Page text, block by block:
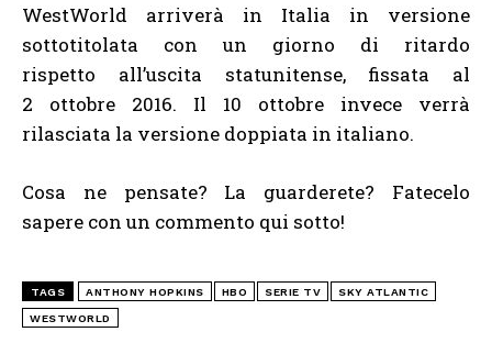
WestWorld arriverà in Italia in versione
sottotitolata con un giorno di ritardo
rispetto all’uscita statunitense, fissata al
2 ottobre 2016. Il 10 ottobre invece verrà
rilasciata la versione doppiata in italiano.
Cosa ne pensate? La guarderete? Fatecelo
sapere con un commento qui sotto!
TAGS ANTHONY HOPKINS HBO SERIE TV SKY ATLANTIC
WESTWORLD